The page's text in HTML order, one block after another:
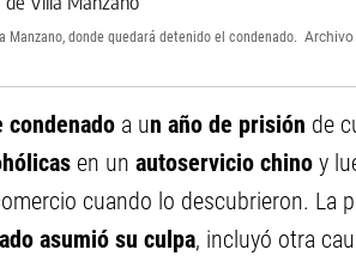
Manzano, donde quedará detenido el condenado. Archivo
condenado a un año de prisión de
en un autoservicio chino y
cuando lo descubrieron. La
asumió su culpa, incluyó otra